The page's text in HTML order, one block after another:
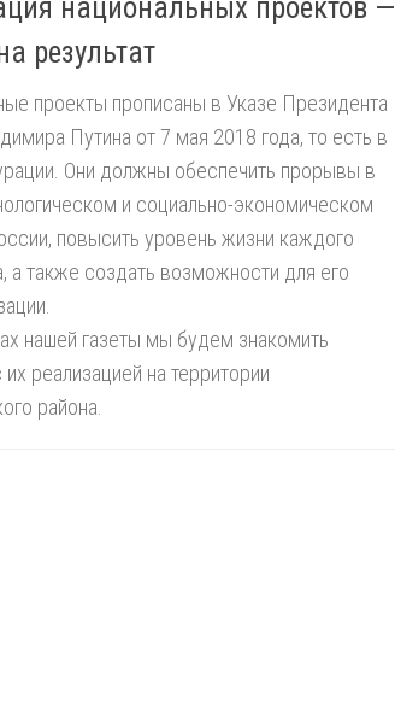
национальных проектов —
результат
проекты прописаны в Указе Президента
Путина от 7 мая 2018 года, то есть в
Они должны обеспечить прорывы в
и социально-экономическом
повысить уровень жизни каждого
а также создать возможности для его
нашей газеты мы будем знакомить
их реализацией на территории
района.